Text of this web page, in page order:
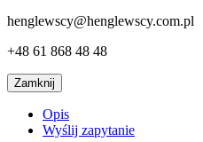
henglewscy@henglewscy.com.pl
+48 61 868 48 48
Zamknij
Opis
Wyślij zapytanie